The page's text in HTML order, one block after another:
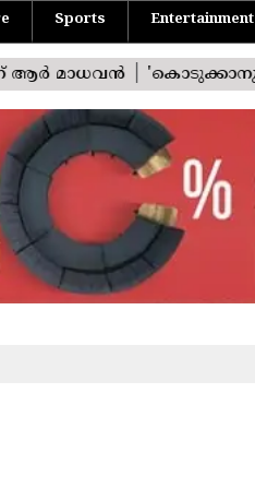
Sports Entertainment